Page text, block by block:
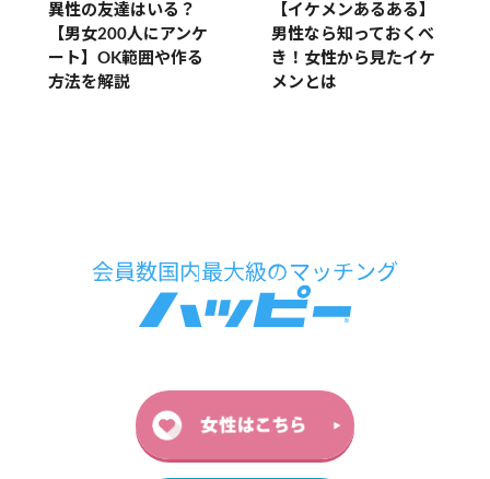
異性の友達はいる？
【男女200人にアンケ
ート】OK範囲や作る
方法を解説
【イケメンあるある】
男性なら知っておくべ
き！女性から見たイケ
メンとは